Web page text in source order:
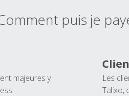
puis je
majeures y
Les
Talixo,